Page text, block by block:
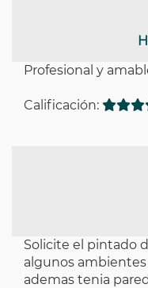
Profesional y
Calificación:
Solicite el pintado
algunos
ademas tenia